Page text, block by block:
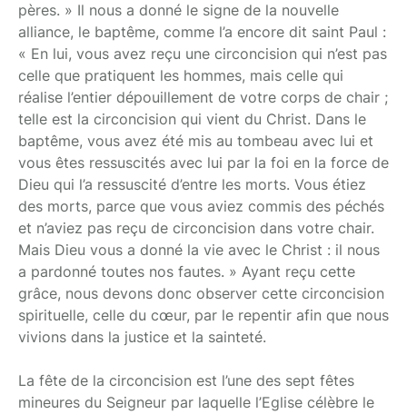
pères. » Il nous a donné le signe de la nouvelle
alliance, le baptême, comme l’a encore dit saint Paul :
« En lui, vous avez reçu une circoncision qui n’est pas
celle que pratiquent les hommes, mais celle qui
réalise l’entier dépouillement de votre corps de chair ;
telle est la circoncision qui vient du Christ. Dans le
baptême, vous avez été mis au tombeau avec lui et
vous êtes ressuscités avec lui par la foi en la force de
Dieu qui l’a ressuscité d’entre les morts. Vous étiez
des morts, parce que vous aviez commis des péchés
et n’aviez pas reçu de circoncision dans votre chair.
Mais Dieu vous a donné la vie avec le Christ : il nous
a pardonné toutes nos fautes. » Ayant reçu cette
grâce, nous devons donc observer cette circoncision
spirituelle, celle du cœur, par le repentir afin que nous
vivions dans la justice et la sainteté.
La fête de la circoncision est l’une des sept fêtes
mineures du Seigneur par laquelle l’Eglise célèbre le